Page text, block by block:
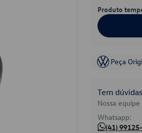
Produto
Peça
Tem
Nossa
Whatsapp:
(41)